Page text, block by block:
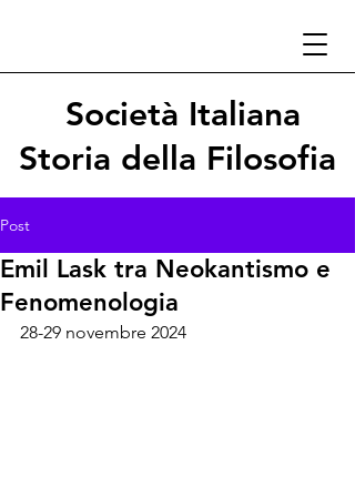
Società Italiana
Storia della Filosofia
Post
Emil Lask tra Neokantismo e
Fenomenologia
28-29 novembre 2024